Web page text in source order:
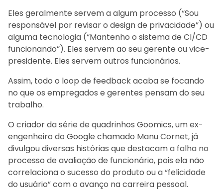
Eles geralmente servem a algum processo (“Sou
responsável por revisar o design de privacidade”) ou
alguma tecnologia (“Mantenho o sistema de CI/CD
funcionando”). Eles servem ao seu gerente ou vice-
presidente. Eles servem outros funcionários.
Assim, todo o loop de feedback acaba se focando
no que os empregados e gerentes pensam do seu
trabalho.
O criador da série de quadrinhos Goomics, um ex-
engenheiro do Google chamado Manu Cornet, já
divulgou diversas histórias que destacam a falha no
processo de avaliação de funcionário, pois ela não
correlaciona o sucesso do produto ou a “felicidade
do usuário” com o avanço na carreira pessoal.